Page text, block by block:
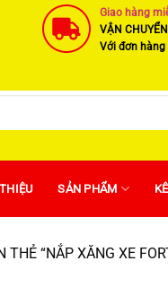
Giao hàng
VẬN
Với đơn
SẢN PHẨM
THẺ “NẮP XĂNG XE